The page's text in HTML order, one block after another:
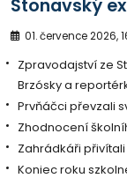
Stonavský
01. července 2026,
Zpravodajství ze
Brzósky a
Prvňáčci převzali
Zhodnocení
Zahrádkáři
Koniec roku